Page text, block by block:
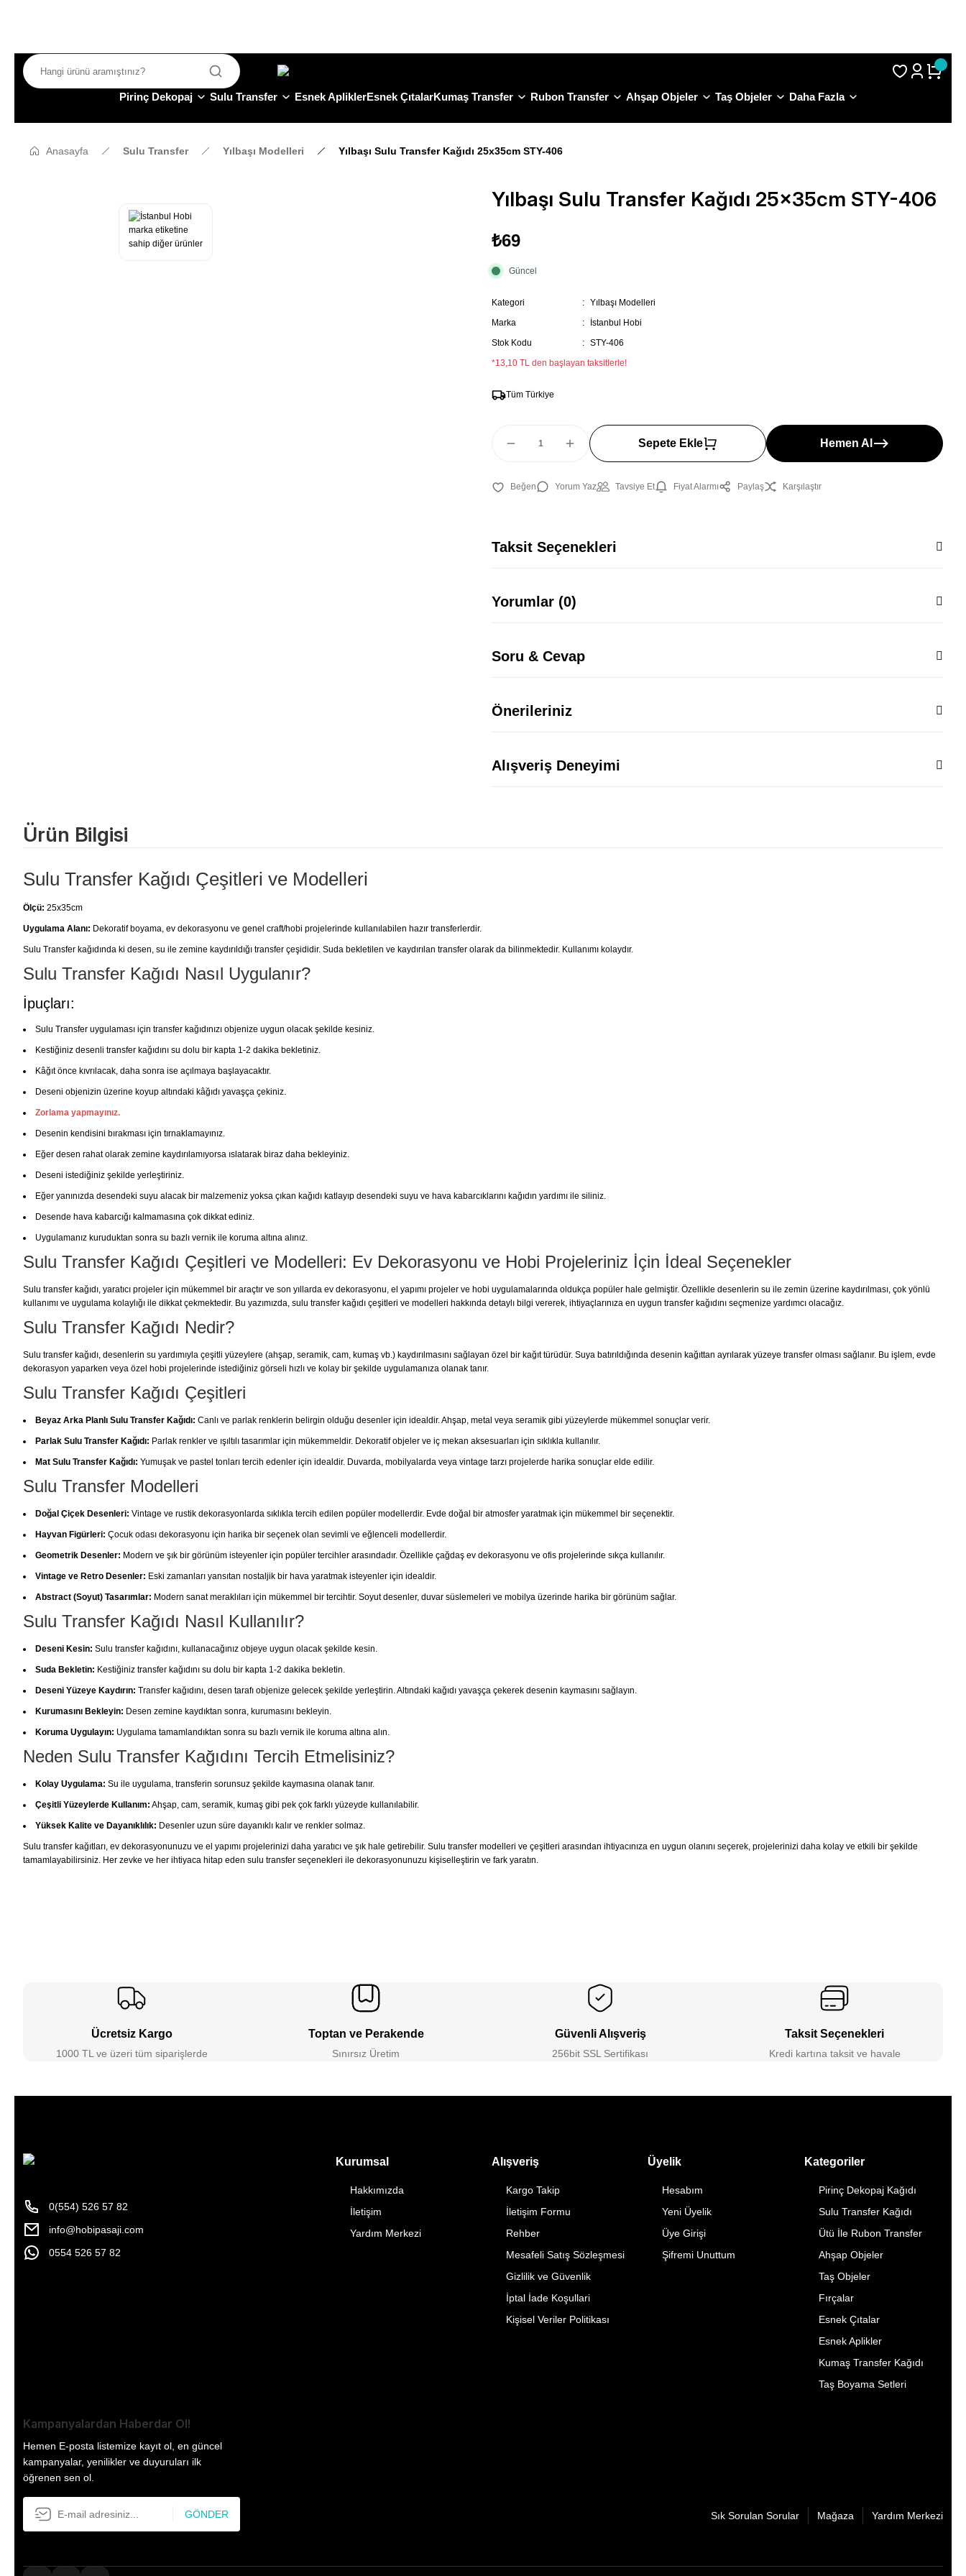
Pirinç Dekopaj Sulu Transfer Esnek ApliklerEsnek ÇıtalarKumaş Transfer Rubon Transfer Ahşap Objeler Taş Objeler Daha Fazla
Anasayfa Sulu Transfer Yılbaşı Modelleri Yılbaşı Sulu Transfer Kağıdı 25x35cm STY-406
Yılbaşı Sulu Transfer Kağıdı 25x35cm STY-406
₺69
Güncel
Kategori
Yılbaşı Modelleri
Marka
İstanbul Hobi
Stok Kodu
STY-406
*13,10 TL den başlayan taksitlerle!
Tüm Türkiye
Sepete Ekle Hemen Al
Yorum Yaz Tavsiye Et Fiyat Alarmı Paylaş Karşılaştır
Taksit Seçenekleri
Yorumlar (0)
Soru & Cevap
Önerileriniz
Alışveriş Deneyimi
Ürün Bilgisi
Sulu Transfer Kağıdı Çeşitleri ve Modelleri
Ölçü: 25x35cm
Uygulama Alanı: Dekoratif boyama, ev dekorasyonu ve genel craft/hobi projelerinde kullanılabilen hazır transferlerdir.
Sulu Transfer kağıdında ki desen, su ile zemine kaydırıldığı transfer çeşididir. Suda bekletilen ve kaydırılan transfer olarak da bilinmektedir. Kullanımı kolaydır.
Sulu Transfer Kağıdı Nasıl Uygulanır?
İpuçları:
Sulu Transfer uygulaması için transfer kağıdınızı objenize uygun olacak şekilde kesiniz.
Kestiğiniz desenli transfer kağıdını su dolu bir kapta 1-2 dakika bekletiniz.
Kâğıt önce kıvrılacak, daha sonra ise açılmaya başlayacaktır.
Deseni objenizin üzerine koyup altındaki kâğıdı yavaşça çekiniz.
Zorlama yapmayınız.
Desenin kendisini bırakması için tırnaklamayınız.
Eğer desen rahat olarak zemine kaydırılamıyorsa ıslatarak biraz daha bekleyiniz.
Deseni istediğiniz şekilde yerleştiriniz.
Eğer yanınızda desendeki suyu alacak bir malzemeniz yoksa çıkan kağıdı katlayıp desendeki suyu ve hava kabarcıklarını kağıdın yardımı ile siliniz.
Desende hava kabarcığı kalmamasına çok dikkat ediniz.
Uygulamanız kuruduktan sonra su bazlı vernik ile koruma altına alınız.
Sulu Transfer Kağıdı Çeşitleri ve Modelleri: Ev Dekorasyonu ve Hobi Projeleriniz İçin İdeal Seçenekler
Sulu transfer kağıdı, yaratıcı projeler için mükemmel bir araçtır ve son yıllarda ev dekorasyonu, el yapımı projeler ve hobi uygulamalarında oldukça popüler hale gelmiştir. Özellikle desenlerin su ile zemin üzerine kaydırılması, çok yönlü
kullanımı ve uygulama kolaylığı ile dikkat çekmektedir. Bu yazımızda, sulu transfer kağıdı çeşitleri ve modelleri hakkında detaylı bilgi vererek, ihtiyaçlarınıza en uygun transfer kağıdını seçmenize yardımcı olacağız.
Sulu Transfer Kağıdı Nedir?
Sulu transfer kağıdı, desenlerin su yardımıyla çeşitli yüzeylere (ahşap, seramik, cam, kumaş vb.) kaydırılmasını sağlayan özel bir kağıt türüdür. Suya batırıldığında desenin kağıttan ayrılarak yüzeye transfer olması sağlanır. Bu işlem, evde
dekorasyon yaparken veya özel hobi projelerinde istediğiniz görseli hızlı ve kolay bir şekilde uygulamanıza olanak tanır.
Sulu Transfer Kağıdı Çeşitleri
Beyaz Arka Planlı Sulu Transfer Kağıdı: Canlı ve parlak renklerin belirgin olduğu desenler için idealdir. Ahşap, metal veya seramik gibi yüzeylerde mükemmel sonuçlar verir.
Parlak Sulu Transfer Kağıdı: Parlak renkler ve ışıltılı tasarımlar için mükemmeldir. Dekoratif objeler ve iç mekan aksesuarları için sıklıkla kullanılır.
Mat Sulu Transfer Kağıdı: Yumuşak ve pastel tonları tercih edenler için idealdir. Duvarda, mobilyalarda veya vintage tarzı projelerde harika sonuçlar elde edilir.
Sulu Transfer Modelleri
Doğal Çiçek Desenleri: Vintage ve rustik dekorasyonlarda sıklıkla tercih edilen popüler modellerdir. Evde doğal bir atmosfer yaratmak için mükemmel bir seçenektir.
Hayvan Figürleri: Çocuk odası dekorasyonu için harika bir seçenek olan sevimli ve eğlenceli modellerdir.
Geometrik Desenler: Modern ve şık bir görünüm isteyenler için popüler tercihler arasındadır. Özellikle çağdaş ev dekorasyonu ve ofis projelerinde sıkça kullanılır.
Vintage ve Retro Desenler: Eski zamanları yansıtan nostaljik bir hava yaratmak isteyenler için idealdir.
Abstract (Soyut) Tasarımlar: Modern sanat meraklıları için mükemmel bir tercihtir. Soyut desenler, duvar süslemeleri ve mobilya üzerinde harika bir görünüm sağlar.
Sulu Transfer Kağıdı Nasıl Kullanılır?
Deseni Kesin: Sulu transfer kağıdını, kullanacağınız objeye uygun olacak şekilde kesin.
Suda Bekletin: Kestiğiniz transfer kağıdını su dolu bir kapta 1-2 dakika bekletin.
Deseni Yüzeye Kaydırın: Transfer kağıdını, desen tarafı objenize gelecek şekilde yerleştirin. Altındaki kağıdı yavaşça çekerek desenin kaymasını sağlayın.
Kurumasını Bekleyin: Desen zemine kaydıktan sonra, kurumasını bekleyin.
Koruma Uygulayın: Uygulama tamamlandıktan sonra su bazlı vernik ile koruma altına alın.
Neden Sulu Transfer Kağıdını Tercih Etmelisiniz?
Kolay Uygulama: Su ile uygulama, transferin sorunsuz şekilde kaymasına olanak tanır.
Çeşitli Yüzeylerde Kullanım: Ahşap, cam, seramik, kumaş gibi pek çok farklı yüzeyde kullanılabilir.
Yüksek Kalite ve Dayanıklılık: Desenler uzun süre dayanıklı kalır ve renkler solmaz.
Sulu transfer kağıtları, ev dekorasyonunuzu ve el yapımı projelerinizi daha yaratıcı ve şık hale getirebilir. Sulu transfer modelleri ve çeşitleri arasından ihtiyacınıza en uygun olanını seçerek, projelerinizi daha kolay ve etkili bir şekilde
tamamlayabilirsiniz. Her zevke ve her ihtiyaca hitap eden sulu transfer seçenekleri ile dekorasyonunuzu kişiselleştirin ve fark yaratın.
Ücretsiz Kargo
1000 TL ve üzeri tüm siparişlerde
Toptan ve Perakende
Sınırsız Üretim
Güvenli Alışveriş
256bit SSL Sertifikası
Taksit Seçenekleri
Kredi kartına taksit ve havale
0(554) 526 57 82
info@hobipasaji.com
0554 526 57 82
Kurumsal
Hakkımızda
İletişim
Yardım Merkezi
Alışveriş
Kargo Takip
İletişim Formu
Rehber
Mesafeli Satış Sözleşmesi
Gizlilik ve Güvenlik
İptal İade Koşullari
Kişisel Veriler Politikası
Üyelik
Hesabım
Yeni Üyelik
Üye Girişi
Şifremi Unuttum
Kategoriler
Pirinç Dekopaj Kağıdı
Sulu Transfer Kağıdı
Ütü İle Rubon Transfer
Ahşap Objeler
Taş Objeler
Fırçalar
Esnek Çıtalar
Esnek Aplikler
Kumaş Transfer Kağıdı
Taş Boyama Setleri
Kampanyalardan Haberdar Ol!
Hemen E-posta listemize kayıt ol, en güncel
kampanyalar, yenilikler ve duyuruları ilk
öğrenen sen ol.
GÖNDER Sık Sorulan Sorular Mağaza Yardım Merkezi